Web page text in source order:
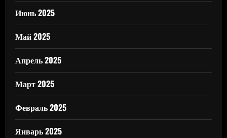
Июнь 2025
Май 2025
Апрель 2025
Март 2025
Февраль 2025
Январь 2025